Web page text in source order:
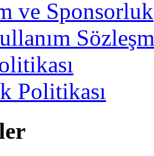
ve Sponsorluk
Politikası